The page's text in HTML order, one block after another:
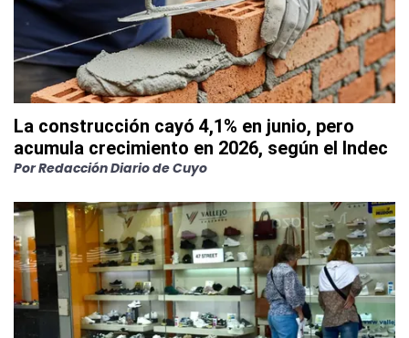
La construcción cayó 4,1% en junio, pero
acumula crecimiento en 2026, según el Indec
PorRedacción Diario de Cuyo